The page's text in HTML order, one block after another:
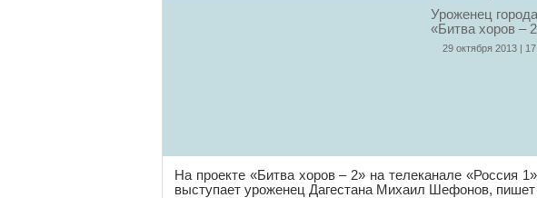
Уроженец
«Битва хоров –
29 октября 2013 |
На проекте «Битва хоров – 2» на телеканале «Россия
выступает уроженец Дагестана Михаил Шефонов, пишет